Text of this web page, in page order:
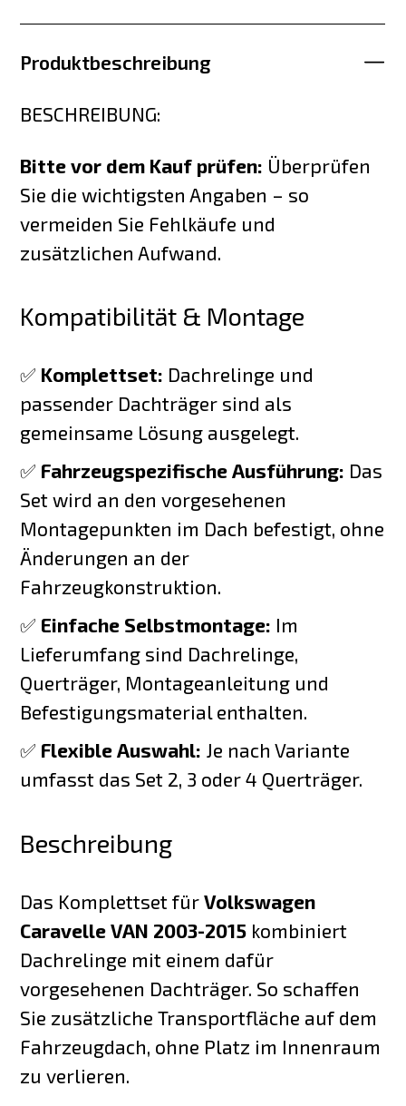
Produktbeschreibung
BESCHREIBUNG:
Bitte vor dem Kauf prüfen: Überprüfen
Sie die wichtigsten Angaben – so
vermeiden Sie Fehlkäufe und
zusätzlichen Aufwand.
Kompatibilität & Montage
✅ Komplettset: Dachrelinge und
passender Dachträger sind als
gemeinsame Lösung ausgelegt.
✅ Fahrzeugspezifische Ausführung: Das
Set wird an den vorgesehenen
Montagepunkten im Dach befestigt, ohne
Änderungen an der
Fahrzeugkonstruktion.
✅ Einfache Selbstmontage: Im
Lieferumfang sind Dachrelinge,
Querträger, Montageanleitung und
Befestigungsmaterial enthalten.
✅ Flexible Auswahl: Je nach Variante
umfasst das Set 2, 3 oder 4 Querträger.
Beschreibung
Das Komplettset fürVolkswagen
Caravelle VAN 2003-2015 kombiniert
Dachrelinge mit einem dafür
vorgesehenen Dachträger. So schaffen
Sie zusätzliche Transportfläche auf dem
Fahrzeugdach, ohne Platz im Innenraum
zu verlieren.